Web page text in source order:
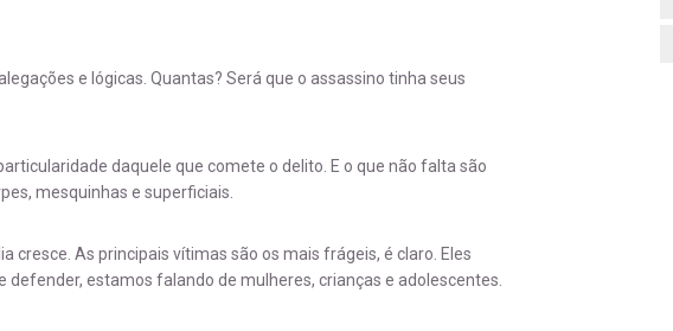
e lógicas. Quantas? Será que o assassino tinha seus
daquele que comete o delito. E o que não falta são
mesquinhas e superficiais.
cresce. As principais vítimas são os mais frágeis, é claro. Eles
defender, estamos falando de mulheres, crianças e adolescentes.